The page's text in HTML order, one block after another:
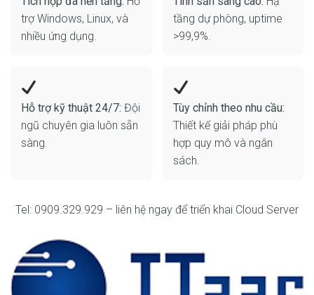
trợ Windows, Linux, và
nhiều ứng dụng.
tầng dự phòng, uptime
>99,9%.
Hỗ trợ kỹ thuật 24/7: Đội
ngũ chuyên gia luôn sẵn
sàng.
Tùy chỉnh theo nhu cầu:
Thiết kế giải pháp phù
hợp quy mô và ngân
sách.
Tel: 0909.329.929 – liên hệ ngay để triển khai Cloud Server